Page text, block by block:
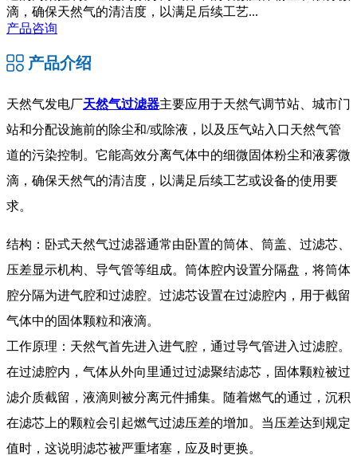
滴，确保天然气的清洁度，以满足后续工艺...
产品咨询
产品介绍
天然气发电厂 天然气过滤器主要应用于天然气调节站、城市门
站和分配设施前的除尘和/或除液，以及压气站入口天然气管
道的污染控制。它能高效分离气体中的细微固体粉尘和液雾微
滴，确保天然气的清洁度，以满足后续工艺或设备的使用要
求。
结构：卧式天然气过滤器通常由卧置的筒体、筒盖、过滤芯、
压差显示机构、导气管等组成。筒体腔内设置分隔盘，将筒体
腔分隔为进气腔和过滤腔。过滤芯设置在过滤腔内，用于截留
气体中的固体颗粒和液滴。
工作原理：天然气首先进入进气腔，通过导气管进入过滤腔。
在过滤腔内，气体从外向里通过过滤聚结滤芯，固体颗粒被过
滤介质截留，液滴则被分离元件捕集。随着燃气的通过，沉积
在滤芯上的颗粒会引起燃气过滤压差的增加。当压差达到规定
值时，这说明滤芯被严重堵塞，应及时更换。